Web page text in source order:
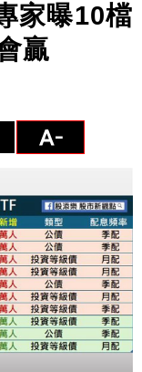
家曝10檔
贏